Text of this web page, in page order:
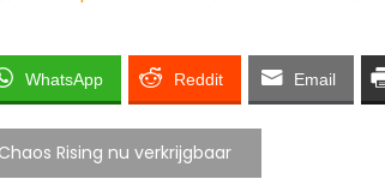
WhatsApp Reddit Email
Rising nu verkrijgbaar